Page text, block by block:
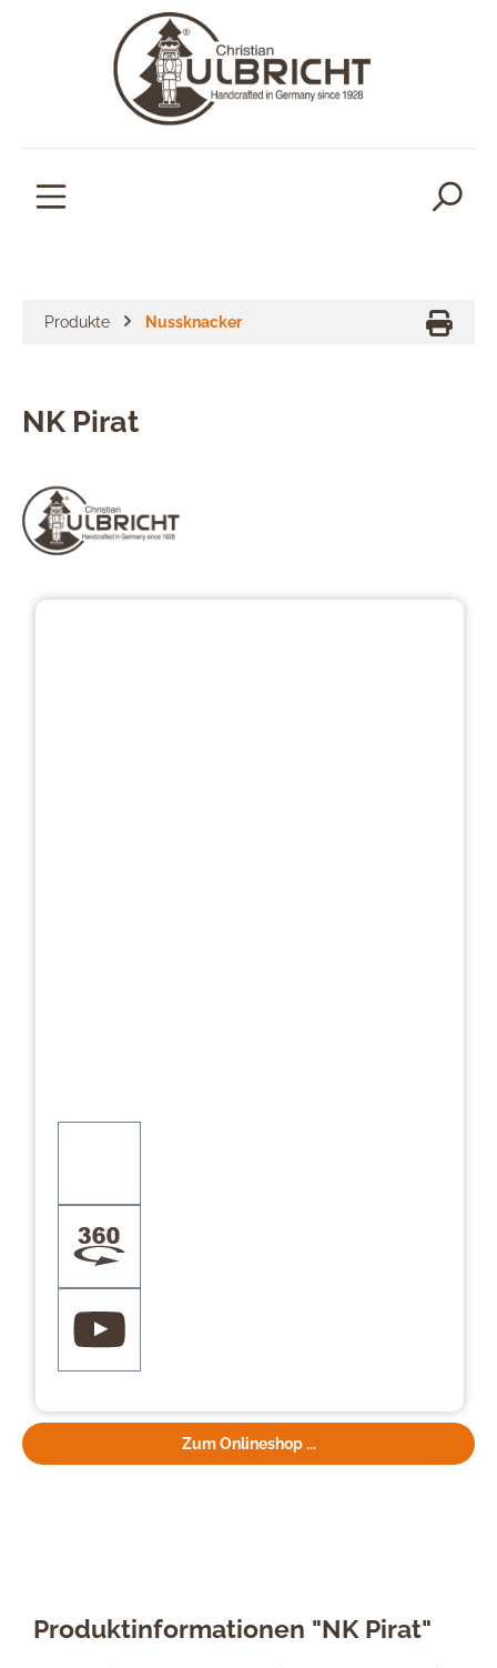
Produkte Nussknacker
NK Pirat
Zum Onlineshop ...
Produktinformationen "NK Pirat"